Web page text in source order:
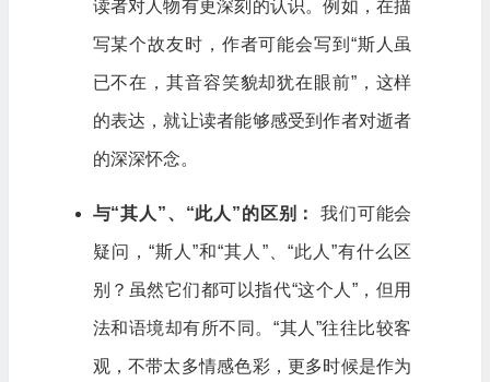
读者对人物有更深刻的认识。例如，在描
写某个故友时，作者可能会写到“斯人虽
已不在，其音容笑貌却犹在眼前”，这样
的表达，就让读者能够感受到作者对逝者
的深深怀念。
与“其人”、“此人”的区别： 我们可能会
疑问，“斯人”和“其人”、“此人”有什么区
别？虽然它们都可以指代“这个人”，但用
法和语境却有所不同。“其人”往往比较客
观，不带太多情感色彩，更多时候是作为